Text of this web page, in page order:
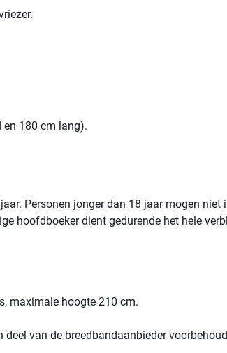
en 180 cm lang).
Personen jonger dan 18 jaar mogen niet
hoofdboeker dient gedurende het hele
maximale hoogte 210 cm.
van de breedbandaanbieder